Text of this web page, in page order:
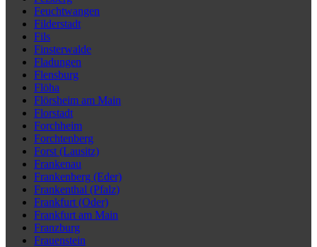
Feuchtwangen
Filderstadt
Fils
Finsterwalde
Fladungen
Flensburg
Flöha
Flörsheim am Main
Florstadt
Forchheim
Forchtenberg
Forst (Lausitz)
Frankenau
Frankenberg (Eder)
Frankenthal (Pfalz)
Frankfurt (Oder)
Frankfurt am Main
Franzburg
Frauenstein